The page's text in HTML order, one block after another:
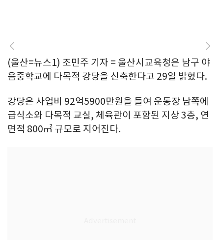
(울산=뉴스1) 조민주 기자 = 울산시교육청은 남구 야
음중학교에 다목적 강당을 신축한다고 29일 밝혔다.
강당은 사업비 92억5900만원을 들여 운동장 남쪽에
급식소와 다목적 교실, 체육관이 포함된 지상 3층, 연
면적 800㎡ 규모로 지어진다.